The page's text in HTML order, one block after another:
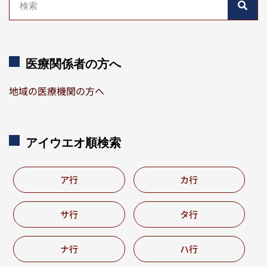
医療関係者の方へ
地域の医療機関の方へ
アイウエオ順検索
ア行 カ行
サ行 タ行
ナ行 ハ行